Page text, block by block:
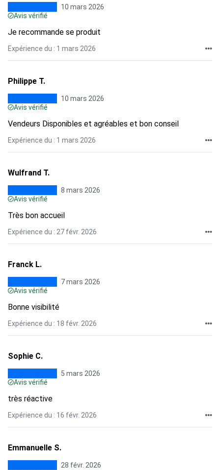
10 mars 2026
Avis vérifié
Je recommande se produit
Expérience du : 1 mars 2026
Philippe T.
10 mars 2026
Avis vérifié
Vendeurs Disponibles et agréables et bon conseil
Expérience du : 1 mars 2026
Wulfrand T.
8 mars 2026
Avis vérifié
Très bon accueil
Expérience du : 27 févr. 2026
Franck L.
7 mars 2026
Avis vérifié
Bonne visibilité
Expérience du : 18 févr. 2026
Sophie C.
5 mars 2026
Avis vérifié
très réactive
Expérience du : 16 févr. 2026
Emmanuelle S.
28 févr. 2026